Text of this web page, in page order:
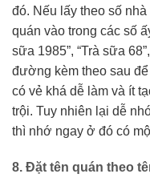
đó. Nếu lấy theo số
quán vào trong các số
sữa 1985”, “Trà sữa
đường kèm theo sau
có vẻ khá dễ làm và ít
trội. Tuy nhiên lại dễ
thì nhớ ngay ở đó có
8. Đặt tên quán theo